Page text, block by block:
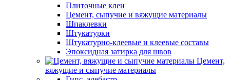
Плиточные клеи
Цемент, сыпучие и вяжущие материалы
Шпаклевки
Штукатурки
Штукатурно-клеевые и клеевые составы
Эпоксидная затирка для швов
Цемент,
вяжущие и сыпучие материалы